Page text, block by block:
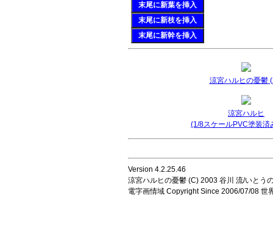
末尾に新葉を挿入
末尾に新枝を挿入
末尾に新幹を挿入
涼宮ハルヒの憂鬱
涼宮ハルヒ
(1/8スケールPVC塗装済
Version 4.2.25.46
涼宮ハルヒの憂鬱 (C) 2003 谷川 流/いとう
電字画情域 Copyright Since 2006/07/08 世